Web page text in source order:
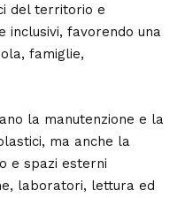
del territorio e
inclusivi, favorendo una
famiglie,
la manutenzione e la
ma anche la
e spazi esterni
laboratori, lettura ed